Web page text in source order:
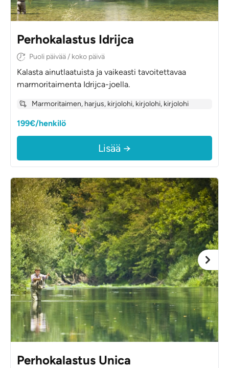
Perhokalastus Idrijca
Puoli päivää / koko päivä
Kalasta ainutlaatuista ja vaikeasti tavoitettavaa
marmoritaimenta Idrijca-joella.
Marmoritaimen, harjus, kirjolohi, kirjolohi, kirjolohi
199€/henkilö
Lisää →
Perhokalastus Unica